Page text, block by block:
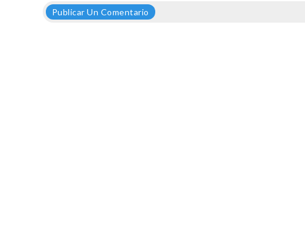
Publicar Un Comentario